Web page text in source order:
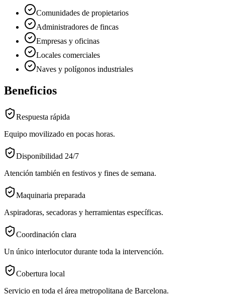
Comunidades de propietarios
Administradores de fincas
Empresas y oficinas
Locales comerciales
Naves y polígonos industriales
Beneficios
Respuesta rápida
Equipo movilizado en pocas horas.
Disponibilidad 24/7
Atención también en festivos y fines de semana.
Maquinaria preparada
Aspiradoras, secadoras y herramientas específicas.
Coordinación clara
Un único interlocutor durante toda la intervención.
Cobertura local
Servicio en toda el área metropolitana de Barcelona.